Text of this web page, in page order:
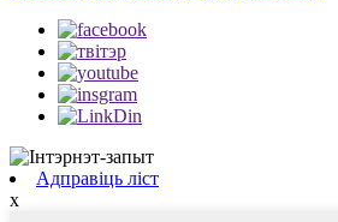
Адправіць ліст
x